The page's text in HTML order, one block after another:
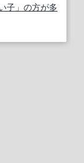
子」の方が多